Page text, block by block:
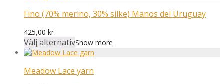
Fino (70% merino, 30% silke) Manos del Uruguay
425,00 kr
Välj alternativShow more
Meadow Lace yarn